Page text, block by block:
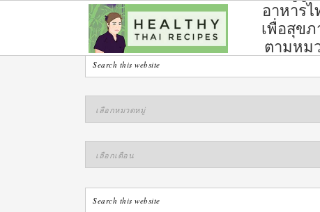
ไทย
อาหารไ
เพื่อสุขภ
ตามหม